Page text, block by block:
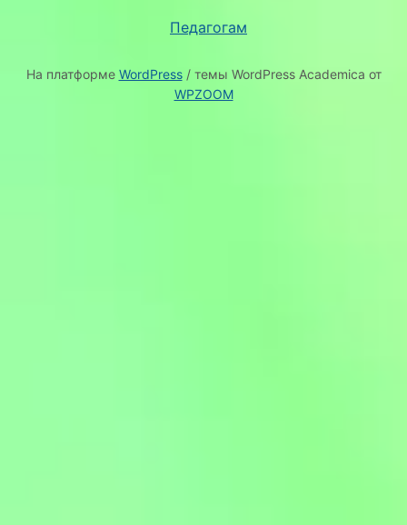
Педагогам
На платформе WordPress/ темы WordPress Academica от
WPZOOM